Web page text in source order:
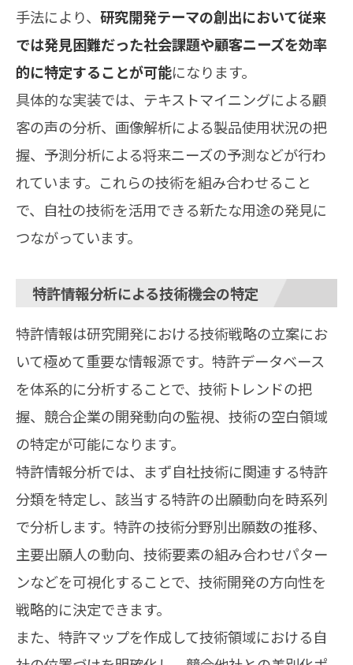
手法により、 研究開発テーマの創出において従来
では発見困難だった社会課題や顧客ニーズを効率
的に特定することが可能になります。
具体的な実装では、テキストマイニングによる顧
客の声の分析、画像解析による製品使用状況の把
握、予測分析による将来ニーズの予測などが行わ
れています。これらの技術を組み合わせること
で、自社の技術を活用できる新たな用途の発見に
つながっています。
特許情報分析による技術機会の特定
特許情報は研究開発における技術戦略の立案にお
いて極めて重要な情報源です。特許データベース
を体系的に分析することで、技術トレンドの把
握、競合企業の開発動向の監視、技術の空白領域
の特定が可能になります。
特許情報分析では、まず自社技術に関連する特許
分類を特定し、該当する特許の出願動向を時系列
で分析します。特許の技術分野別出願数の推移、
主要出願人の動向、技術要素の組み合わせパター
ンなどを可視化することで、技術開発の方向性を
戦略的に決定できます。
また、特許マップを作成して技術領域における自